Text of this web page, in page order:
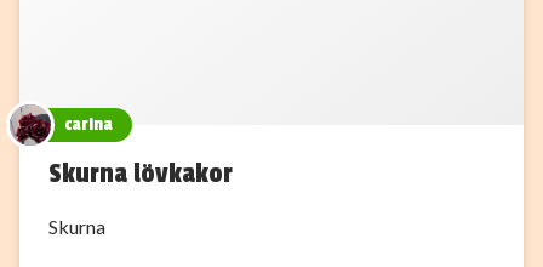
carina
Skurna lövkakor
Skurna